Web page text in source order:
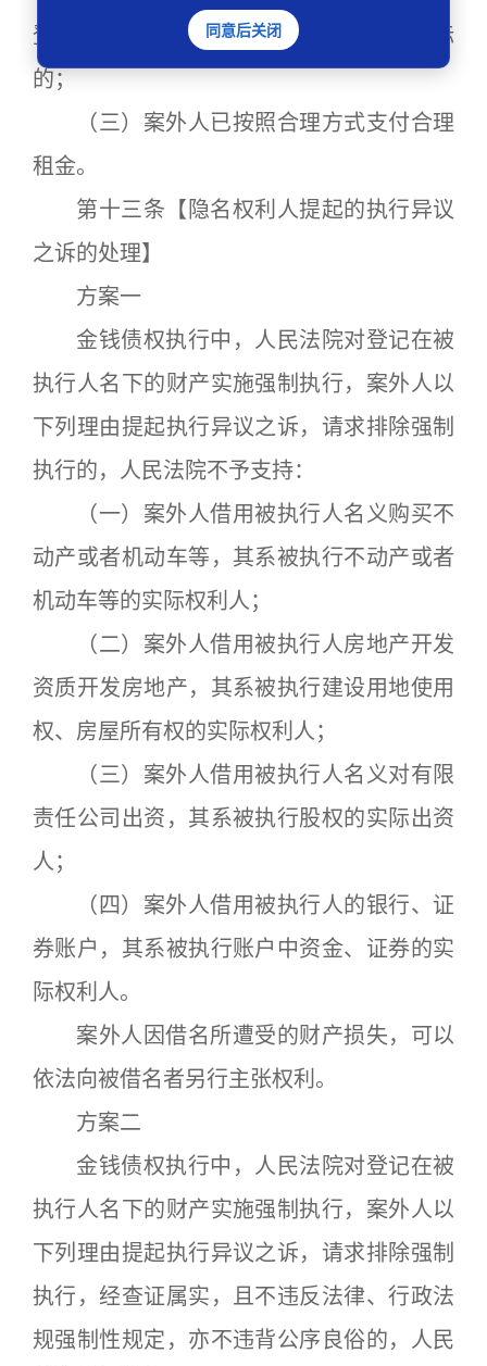
登记之前，案外人已合法占有使用执行标
的；
（三）案外人已按照合理方式支付合理
租金。
第十三条【隐名权利人提起的执行异议
之诉的处理】
方案一
金钱债权执行中，人民法院对登记在被
执行人名下的财产实施强制执行，案外人以
下列理由提起执行异议之诉，请求排除强制
执行的，人民法院不予支持：
（一）案外人借用被执行人名义购买不
动产或者机动车等，其系被执行不动产或者
机动车等的实际权利人；
（二）案外人借用被执行人房地产开发
资质开发房地产，其系被执行建设用地使用
权、房屋所有权的实际权利人；
（三）案外人借用被执行人名义对有限
责任公司出资，其系被执行股权的实际出资
人；
（四）案外人借用被执行人的银行、证
券账户，其系被执行账户中资金、证券的实
际权利人。
案外人因借名所遭受的财产损失，可以
依法向被借名者另行主张权利。
方案二
金钱债权执行中，人民法院对登记在被
执行人名下的财产实施强制执行，案外人以
下列理由提起执行异议之诉，请求排除强制
执行，经查证属实，且不违反法律、行政法
规强制性规定，亦不违背公序良俗的，人民
同意后关闭